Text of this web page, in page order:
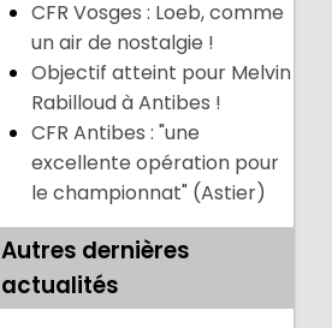
CFR Vosges : Loeb, comme
un air de nostalgie !
Objectif atteint pour Melvin
Rabilloud à Antibes !
CFR Antibes : "une
excellente opération pour
le championnat" (Astier)
Autres dernières
actualités